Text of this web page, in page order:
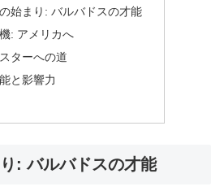
始まり: バルバドスの才能
: アメリカへ
ターへの道
と影響力
: バルバドスの才能